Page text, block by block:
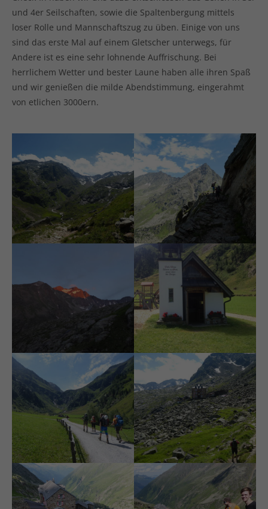
und 4er Seilschaften, sowie die Spaltenbergung mittels
loser Rolle und Mannschaftszug zu üben. Einige von uns
sind das erste Mal auf einem Gletscher unterwegs, für
Andere ist es eine sehr lohnende Auffrischung. Bei
herrlichem Wetter und bester Laune haben alle ihren Spaß
und wir genießen die milde Abendstimmung, eingerahmt
von etlichen 3000ern.